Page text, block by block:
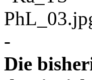
-
Die